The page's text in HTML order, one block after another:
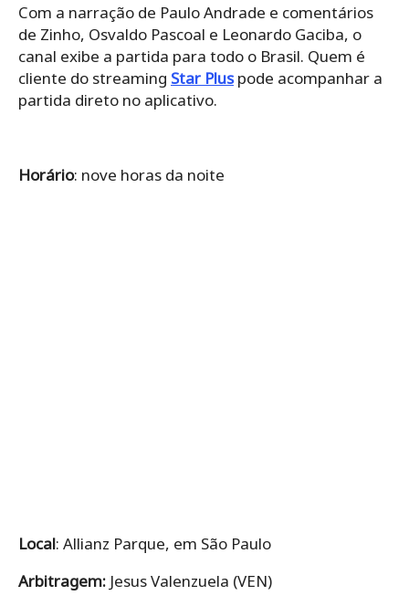
Com a narração de Paulo Andrade e comentários
de Zinho, Osvaldo Pascoal e Leonardo Gaciba, o
canal exibe a partida para todo o Brasil. Quem é
cliente do streaming Star Pluspode acompanhar a
partida direto no aplicativo.
Horário: nove horas da noite
Local: Allianz Parque, em São Paulo
Arbitragem: Jesus Valenzuela (VEN)